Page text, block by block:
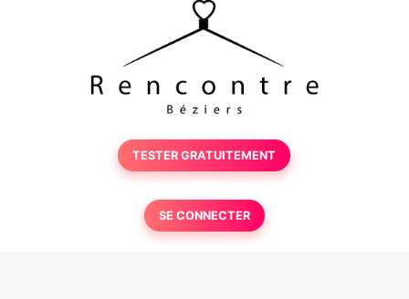
TESTER GRATUITEMENT
SE CONNECTER